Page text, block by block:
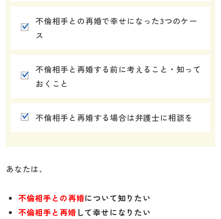
不倫相手との再婚で幸せになった3つのケー
ス
不倫相手と再婚する前に考えること・知って
おくこと
不倫相手と再婚する場合は弁護士に相談を
あなたは、
不倫相手との再婚について知りたい
不倫相手と再婚 して幸せになりたい